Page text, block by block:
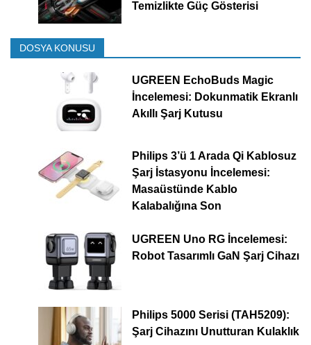
Temizlikte Güç Gösterisi
DOSYA KONUSU
UGREEN EchoBuds Magic
İncelemesi: Dokunmatik Ekranlı
Akıllı Şarj Kutusu
Philips 3’ü 1 Arada Qi Kablosuz
Şarj İstasyonu İncelemesi:
Masaüstünde Kablo
Kalabalığına Son
UGREEN Uno RG İncelemesi:
Robot Tasarımlı GaN Şarj Cihazı
Philips 5000 Serisi (TAH5209):
Şarj Cihazını Unutturan Kulaklık